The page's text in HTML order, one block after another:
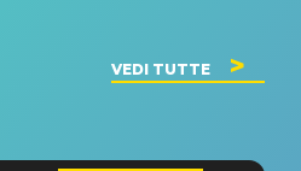
VEDI TUTTE